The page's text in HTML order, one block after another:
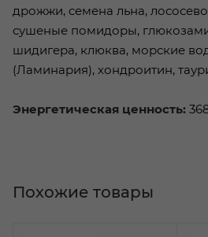
дрожжи, семена льна,
сушеные помидоры,
шидигера, клюква, морские
(Ламинария), хондроитин,
Энергетическая ценность:
Похожие товары